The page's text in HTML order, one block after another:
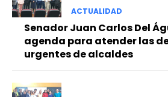
ACTUALIDAD
Senador Juan Carlos Del
agenda para atender las
urgentes de alcaldes